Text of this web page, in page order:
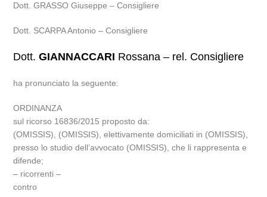
Dott. GRASSO Giuseppe – Consigliere
Dott. SCARPA Antonio – Consigliere
Dott.GIANNACCARI Rossana – rel. Consigliere
ha pronunciato la seguente:
ORDINANZA
sul ricorso 16836/2015 proposto da:
(OMISSIS), (OMISSIS), elettivamente domiciliati in (OMISSIS),
presso lo studio dell’avvocato (OMISSIS), che li rappresenta e
difende;
– ricorrenti –
contro